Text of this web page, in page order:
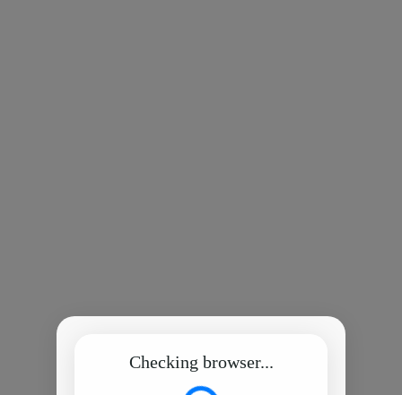
Checking browser...